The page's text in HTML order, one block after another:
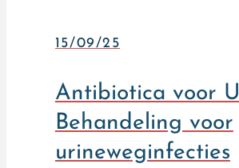
15/09/25
Antibiotica voor
Behandeling voor
urineweginfecties